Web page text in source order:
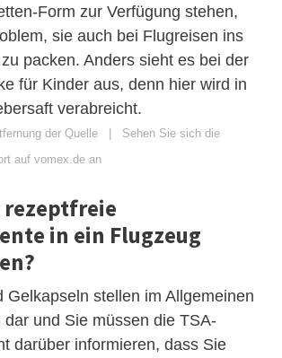
Form zur Verfügung stehen,
sie auch bei Flugreisen ins
packen. Anders sieht es bei der
für Kinder aus, denn hier wird in
verabreicht.
der Quelle | Sehen Sie sich die
auf vomex.de an
rezeptfreie
in ein Flugzeug
Gelkapseln stellen im Allgemeinen
dar und Sie müssen die TSA-
darüber informieren, dass Sie